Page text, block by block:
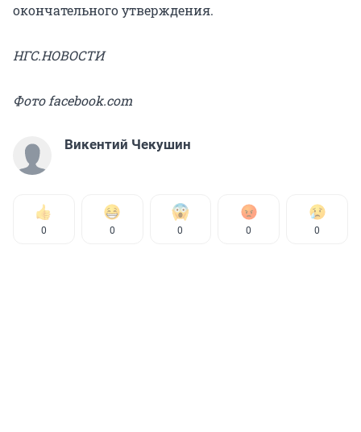
окончательного утверждения.
НГС.НОВОСТИ
Фото facebook.com
Викентий Чекушин
0 0 0 0 0